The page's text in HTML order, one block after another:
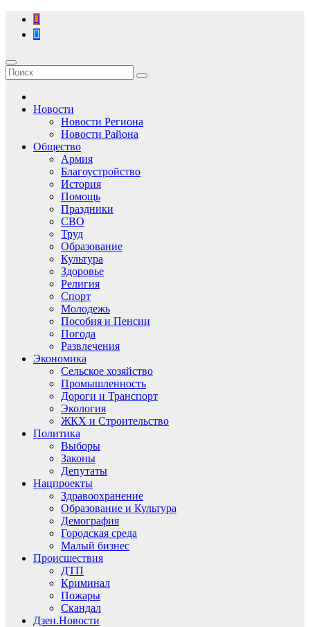
Перейти
содержимому
Новости
Новости Региона
Новости Района
Общество
Армия
Благоустройство
История
Помощь
Праздники
СВО
Труд
Образование
Культура
Здоровье
Религия
Спорт
Молодежь
Пособия и Пенсии
Погода
Развлечения
Экономика
Сельское хозяйство
Промышленность
Дороги и Транспорт
Экология
ЖКХ и Строительство
Политика
Выборы
Законы
Депутаты
Нацпроекты
Здравоохранение
Образование и Культура
Демография
Городская среда
Малый бизнес
Происшествия
ДТП
Криминал
Пожары
Скандал
Дзен.Новости